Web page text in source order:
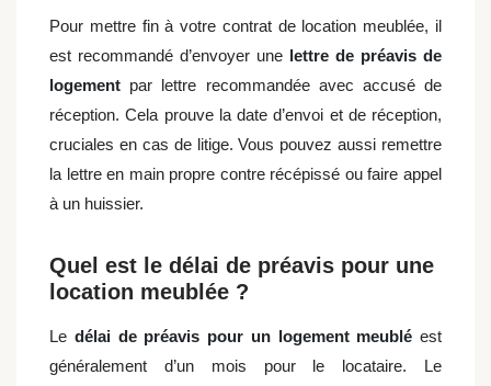
Pour mettre fin à votre contrat de location meublée, il
est recommandé d’envoyer une lettre de préavis de
logement par lettre recommandée avec accusé de
réception. Cela prouve la date d’envoi et de réception,
cruciales en cas de litige. Vous pouvez aussi remettre
la lettre en main propre contre récépissé ou faire appel
à un huissier.
Quel est le délai de préavis pour une
location meublée ?
Le délai de préavis pour un logement meublé est
généralement d’un mois pour le locataire. Le